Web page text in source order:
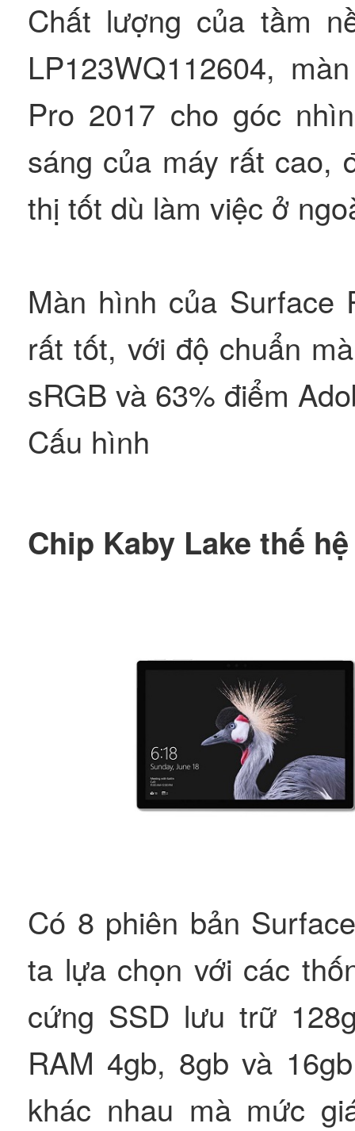
Chất lượng của tầm
LP123WQ112604,
Pro 2017 cho góc
sáng của máy rất cao,
thị tốt dù làm việc ở
Màn hình của Surface
rất tốt, với độ chuẩn
sRGB và 63% điểm
Cấu hình
Chip Kaby Lake thế
Có 8 phiên bản
ta lựa chọn với các
cứng SSD lưu trữ
RAM 4gb, 8gb và
khác nhau mà mức